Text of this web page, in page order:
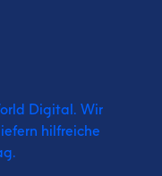
Digital. Wir
hilfreiche